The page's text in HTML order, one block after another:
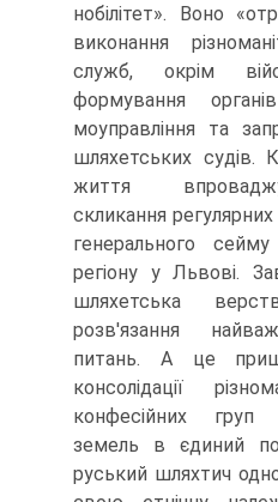
нобілітет». Воно
виконання
служб, окрім
формування
моуправління та
шляхетських судів.
життя
скликання
генерального
регіону у Львові.
шляхетська
розв'язання
питань. А це
консолідації
конфесійних груп
земель в єдиний
руський шлях­тич